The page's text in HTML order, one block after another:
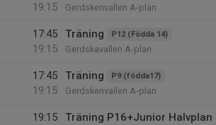
19:15
Gerdskenvallen A-plan
17:45
19:15
Träning P12 (Födda 14)
Gerdskavallen A-plan
17:45
19:15
Träning P9 (födda17)
Gerdskenvallen A-plan
19:15
Träning P16+Junior Halvplan